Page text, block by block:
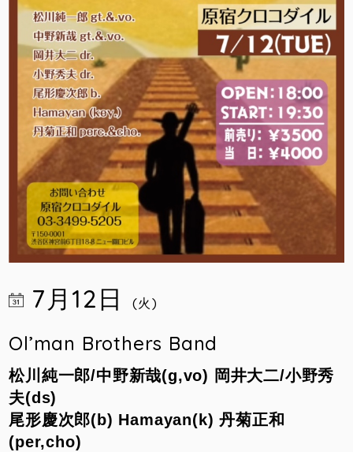
7月12日 (火)
Ol’man Brothers Band
松川純一郎/中野新哉(g,vo) 岡井大二/小野秀
夫(ds)
尾形慶次郎(b) Hamayan(k)丹菊正和
(per,cho)